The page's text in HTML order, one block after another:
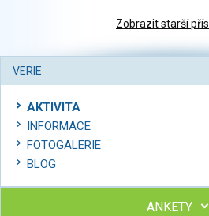
Zobrazit starší
VERIE
AKTIVITA
INFORMACE
FOTOGALERIE
BLOG
ANKETY